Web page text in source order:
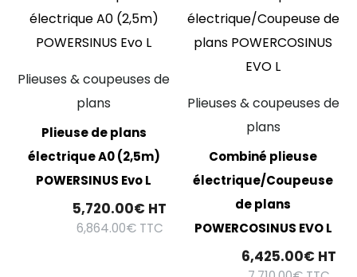
Plieuses & coupeuses de
plans
Plieuse de plans
électrique A0 (2,5m)
POWERSINUS Evo L
5,720.00€ HT
6,864.00€TTC
Plieuses & coupeuses de
plans
Combiné plieuse
électrique/Coupeuse
de plans
POWERCOSINUS EVO L
6,425.00€ HT